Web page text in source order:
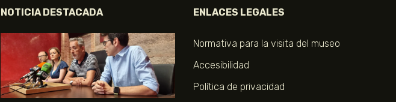
NOTICIA DESTACADA ENLACES LEGALES
Normativa para la visita del museo
Accesibilidad
Política de privacidad